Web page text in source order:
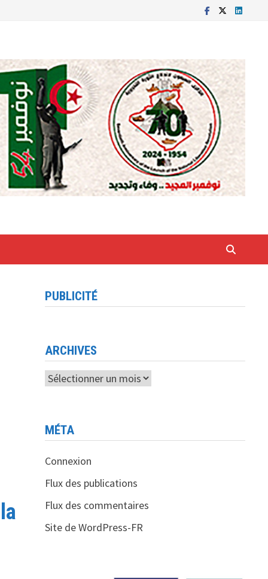
PUBLICITÉ
ARCHIVES
Archives
MÉTA
Connexion
Flux des publications
Flux des commentaires
Site de WordPress-FR